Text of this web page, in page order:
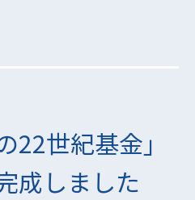
22世紀基金」
成しました